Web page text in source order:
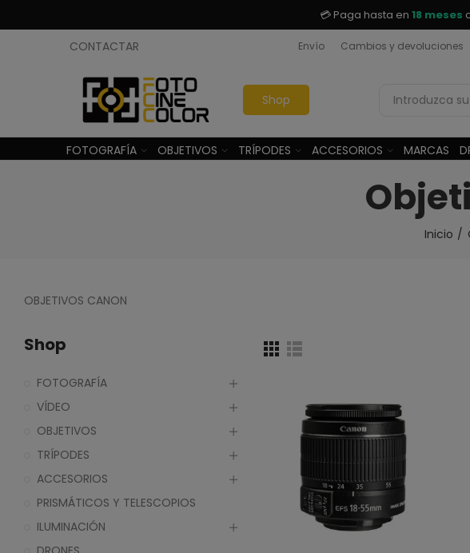
💳 Paga hasta en 18 meses
CONTACTAR Envío Cambios y devoluciones
Shop
FOTOGRAFÍA OBJETIVOS TRÍPODES ACCESORIOS MARCAS
Inicio
OBJETIVOS CANON
Shop
FOTOGRAFÍA
VÍDEO
OBJETIVOS
TRÍPODES
ACCESORIOS
PRISMÁTICOS Y TELESCOPIOS
ILUMINACIÓN